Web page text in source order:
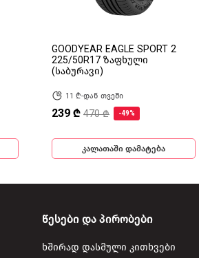
GOODYEAR EAGLE SPORT 2
225/50R17 ზაფხული
(საბურავი)
11 ₾-დან თვეში
239 ₾ 470 ₾ -49%
კალათაში დამატება
წესები და პირობები
ხშირად დასმული კითხვები